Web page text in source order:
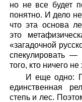
но не все будет
понятно. И дело
что эта основа
это
«загадочной
спекулировать —
того, кто ничего не
И еще одно:
единственная
степь и лес.